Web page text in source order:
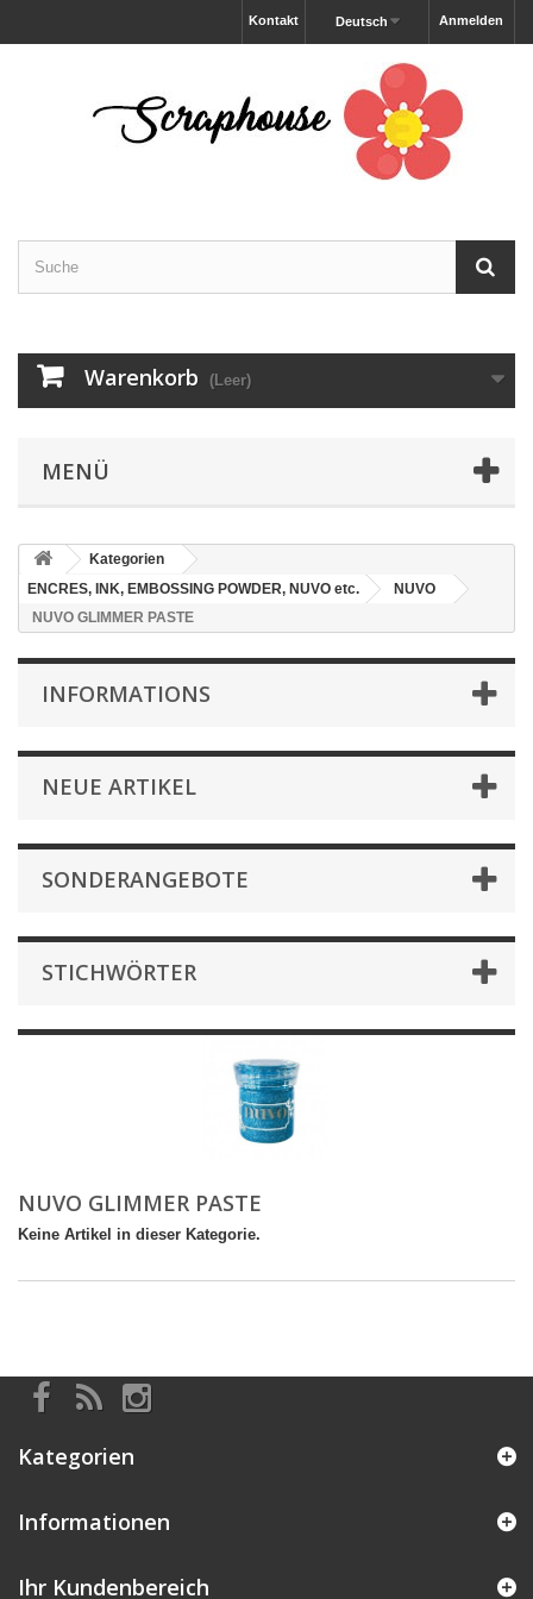
Anmelden
Deutsch
Kontakt
Warenkorb (Leer)
MENÜ
Kategorien
ENCRES, INK, EMBOSSING POWDER, NUVO etc.
NUVO
NUVO GLIMMER PASTE
INFORMATIONS
NEUE ARTIKEL
SONDERANGEBOTE
STICHWÖRTER
NUVO GLIMMER PASTE
Keine Artikel in dieser Kategorie.
Kategorien
Informationen
Ihr Kundenbereich